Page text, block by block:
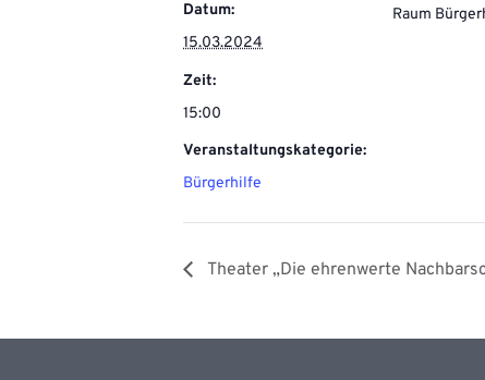
Datum:
15.03.2024
Zeit:
15:00
Veranstaltungskategorie:
Bürgerhilfe
Raum
Theater „Die ehrenwerte